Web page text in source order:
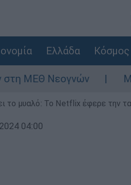
Ελλάδα Κόσμος
Νεογνών Marfin:
το μυαλό: Το Netflix έφερε την
04:00